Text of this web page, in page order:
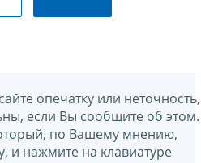
опечатку или неточность,
если Вы сообщите об этом.
по Вашему мнению,
и нажмите на клавиатуре